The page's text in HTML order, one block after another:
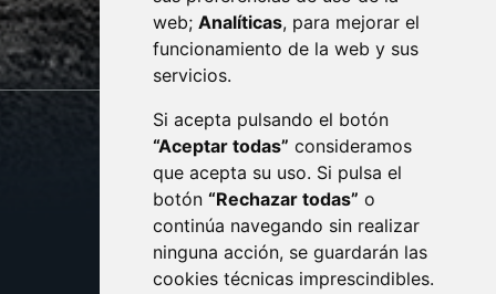
web; Analíticas, para mejorar el
funcionamiento de la web y sus
servicios.
Si acepta pulsando el botón
“Aceptar todas” consideramos
que acepta su uso. Si pulsa el
botón “Rechazar todas” o
continúa navegando sin realizar
ninguna acción, se guardarán las
cookies técnicas imprescindibles.
monzon.es
CONTACTO
AVISO LEGAL
PROTECCIÓN DE DATOS
POLÍTICA DE COOKIES
ACCESIBILIDAD
ENLACE EXTERNO AL